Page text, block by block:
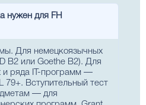
нужен для FH
Для немецкоязычных
B2 или Goethe B2). Для
и ряда IT-программ —
79+. Вступительный тест
— для